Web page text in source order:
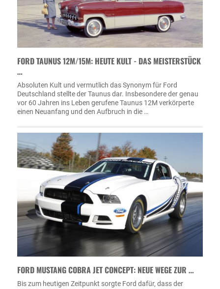
FORD TAUNUS 12M/15M: HEUTE KULT - DAS MEISTERSTÜCK
…
Absoluten Kult und vermutlich das Synonym für Ford
Deutschland stellte der Taunus dar. Insbesondere der genau
vor 60 Jahren ins Leben gerufene Taunus 12M verkörperte
einen Neuanfang und den Aufbruch in die …
FORD MUSTANG COBRA JET CONCEPT: NEUE WEGE ZUR …
Bis zum heutigen Zeitpunkt sorgte Ford dafür, dass der